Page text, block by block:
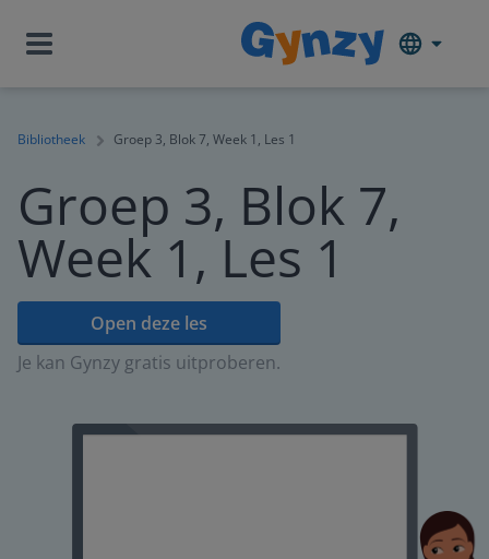
Bibliotheek Groep 3, Blok 7, Week 1, Les 1
Groep 3, Blok 7,
Week 1, Les 1
Open deze les
Je kan Gynzy gratis uitproberen.